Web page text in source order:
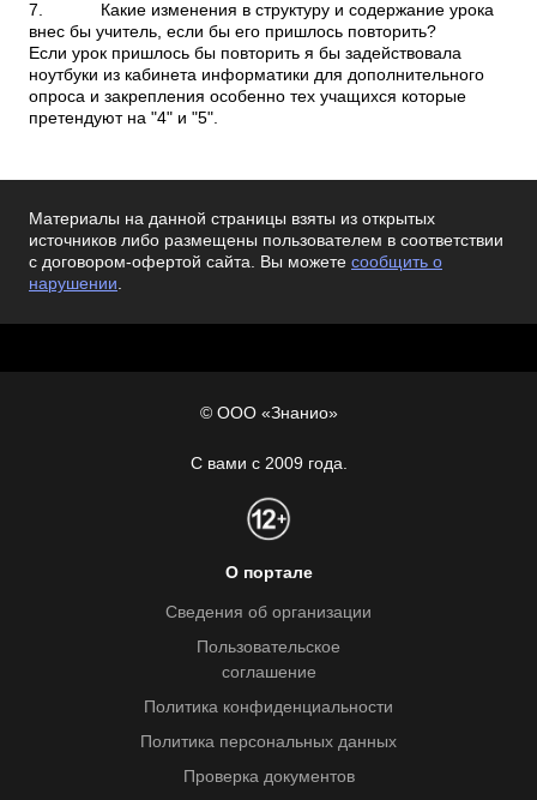
7. Какие изменения в структуру и содержание урока
внес бы учитель, если бы его пришлось повторить?
Если урок пришлось бы повторить я бы задействовала
ноутбуки из кабинета информатики для дополнительного
опроса и закрепления особенно тех учащихся которые
претендуют на "4" и "5".
Материалы на данной страницы взяты из открытых
источников либо размещены пользователем в соответствии
с договором-офертой сайта. Вы можете сообщить о
нарушении.
© ООО «Знанио»
С вами с 2009 года.
О портале
Сведения об организации
Пользовательское
соглашение
Политика конфиденциальности
Политика персональных данных
Проверка документов